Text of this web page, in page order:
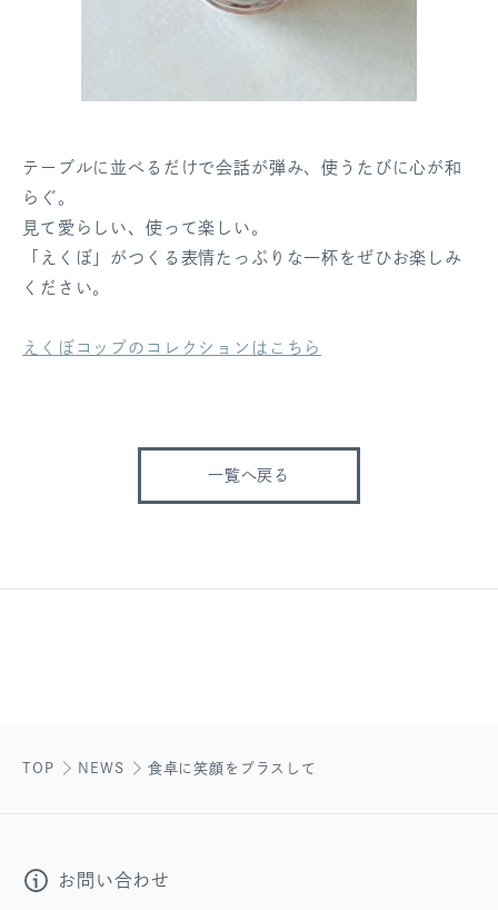
テーブルに並べるだけで会話が弾み、使うたびに心が和
らぐ。
見て愛らしい、使って楽しい。
「えくぼ」がつくる表情たっぷりな一杯をぜひお楽しみ
ください。
えくぼコップのコレクションはこちら
一覧へ戻る
TOP NEWS 食卓に笑顔をプラスして
お問い合わせ